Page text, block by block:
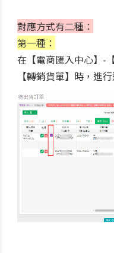
對應方式有二種：
第一種：
在【電商匯入中心】-
【轉銷貨單】時，進